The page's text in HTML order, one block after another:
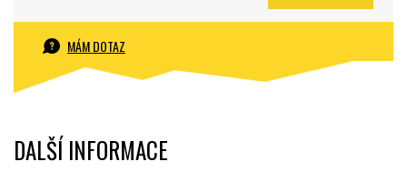
MÁM DOTAZ
DALŠÍ INFORMACE